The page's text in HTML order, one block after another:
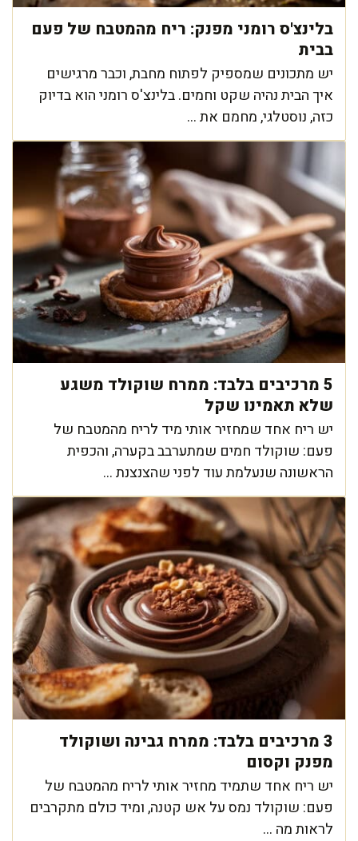
בלינצ'ס רומני מפנק: ריח מהמטבח של פעם
בבית
יש מתכונים שמספיק לפתוח מחבת, וכבר מרגישים
איך הבית נהיה שקט וחמים. בלינצ'ס רומני הוא בדיוק
כזה, נוסטלגי, מחמם את ...
5 מרכיבים בלבד: ממרח שוקולד משגע
שלא תאמינו שקל
יש ריח אחד שמחזיר אותי מיד לריח מהמטבח של
פעם: שוקולד חמים שמתערבב בקערה, והכפית
הראשונה שנעלמת עוד לפני שהצנצנת ...
3 מרכיבים בלבד: ממרח גבינה ושוקולד
מפנק וקסום
יש ריח אחד שתמיד מחזיר אותי לריח מהמטבח של
פעם: שוקולד נמס על אש קטנה, ומיד כולם מתקרבים
לראות מה ...